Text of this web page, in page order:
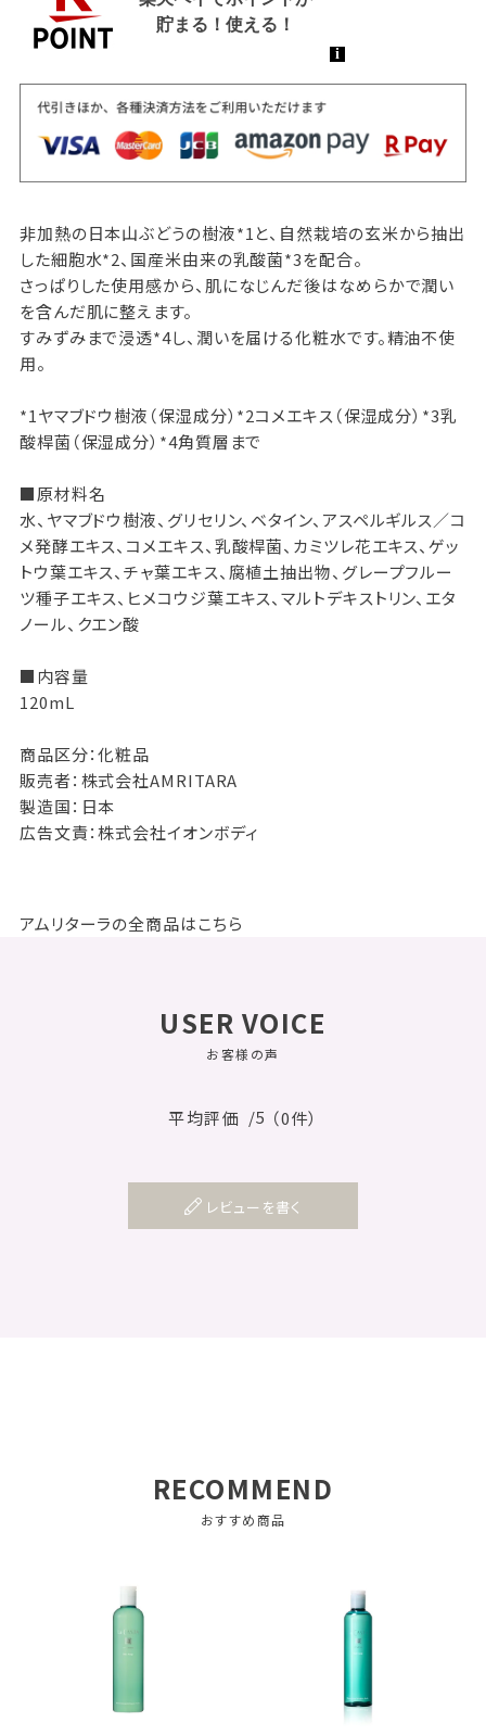
非加熱の日本山ぶどうの樹液*1と、自然栽培の玄米から抽出
した細胞水*2、国産米由来の乳酸菌*3を配合。
さっぱりした使用感から、肌になじんだ後はなめらかで潤い
を含んだ肌に整えます。
すみずみまで浸透*4し、潤いを届ける化粧水です。精油不使
用。
*1ヤマブドウ樹液（保湿成分）*2コメエキス（保湿成分）*3乳
酸桿菌（保湿成分）*4角質層まで
■原材料名
水、ヤマブドウ樹液、グリセリン、ベタイン、アスペルギルス／コ
メ発酵エキス、コメエキス、乳酸桿菌、カミツレ花エキス、ゲッ
トウ葉エキス、チャ葉エキス、腐植土抽出物、グレープフルー
ツ種子エキス、ヒメコウジ葉エキス、マルトデキストリン、エタ
ノール、クエン酸
■内容量
120mL
商品区分：化粧品
販売者：株式会社AMRITARA
製造国：日本
広告文責：株式会社イオンボディ
アムリターラの全商品はこちら
USER VOICE
お客様の声
平均評価 /5 （0件）
レビューを書く
RECOMMEND
おすすめ商品